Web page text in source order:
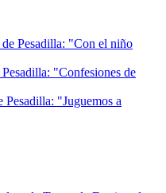
Pesadilla: "Con el niño
"Confesiones de
Pesadilla: "Juguemos a